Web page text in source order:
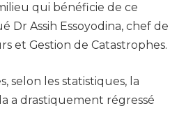
qui bénéficie de ce
Dr Assih Essoyodina, chef de
et Gestion de Catastrophes.
selon les statistiques, la
a drastiquement régressé